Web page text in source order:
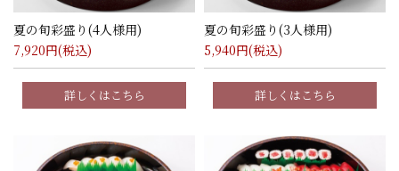
夏の旬彩盛り(4人様用)
7,920円(税込)
詳しくはこちら
夏の旬彩盛り(3人様用)
5,940円(税込)
詳しくはこちら